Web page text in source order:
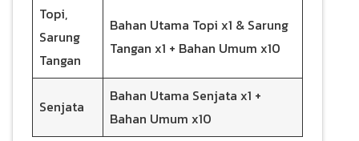
Topi,
Sarung
Tangan
Bahan Utama Topi x1 & Sarung
Tangan x1 + Bahan Umum x10
Senjata
Bahan Utama Senjata x1 +
Bahan Umum x10